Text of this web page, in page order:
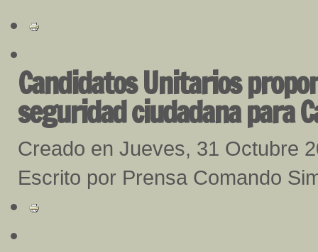
Candidatos Unitarios
seguridad ciudadana para
Creado en Jueves, 31 Octubre
Escrito por Prensa Comando